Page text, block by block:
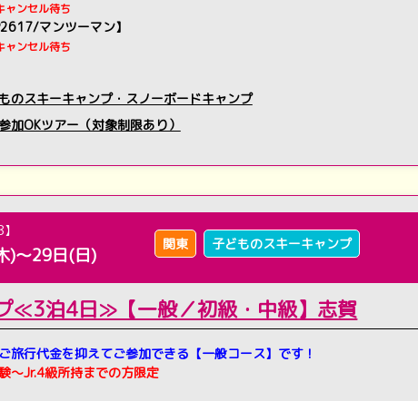
ャンセル待ち
マンツーマン】
ャンセル待ち
のスキーキャンプ・スノーボードキャンプ
加OKツアー（対象制限あり）
)～29日(日)
関東 子どものスキーキャンプ
≪3泊4日≫【一般／初級・中級】志賀
旅行代金を抑えてご参加できる【一般コース】です！
～Jr.4級所持までの方限定